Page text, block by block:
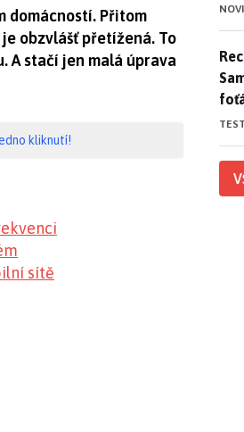
domácností. Přitom
obzvlášť přetížená. To
A stačí jen malá úprava
kliknutí!
sítě